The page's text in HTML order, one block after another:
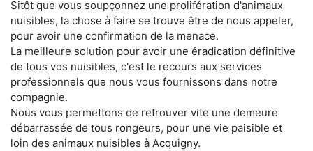
Sitôt que vous soupçonnez une prolifération d'animaux
nuisibles, la chose à faire se trouve être de nous appeler,
pour avoir une confirmation de la menace.
La meilleure solution pour avoir une éradication définitive
de tous vos nuisibles, c'est le recours aux services
professionnels que nous vous fournissons dans notre
compagnie.
Nous vous permettons de retrouver vite une demeure
débarrassée de tous rongeurs, pour une vie paisible et
loin des animaux nuisibles à Acquigny.